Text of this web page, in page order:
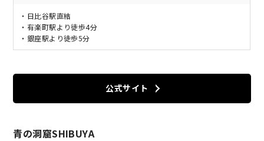
・日比谷駅直結
・有楽町駅より徒歩4分
・銀座駅より徒歩5分
公式サイト
青の洞窟SHIBUYA